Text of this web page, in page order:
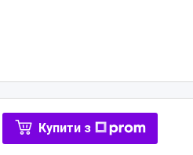
Купити з